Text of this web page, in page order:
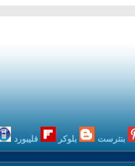
بنترست بلوكر فليبورد